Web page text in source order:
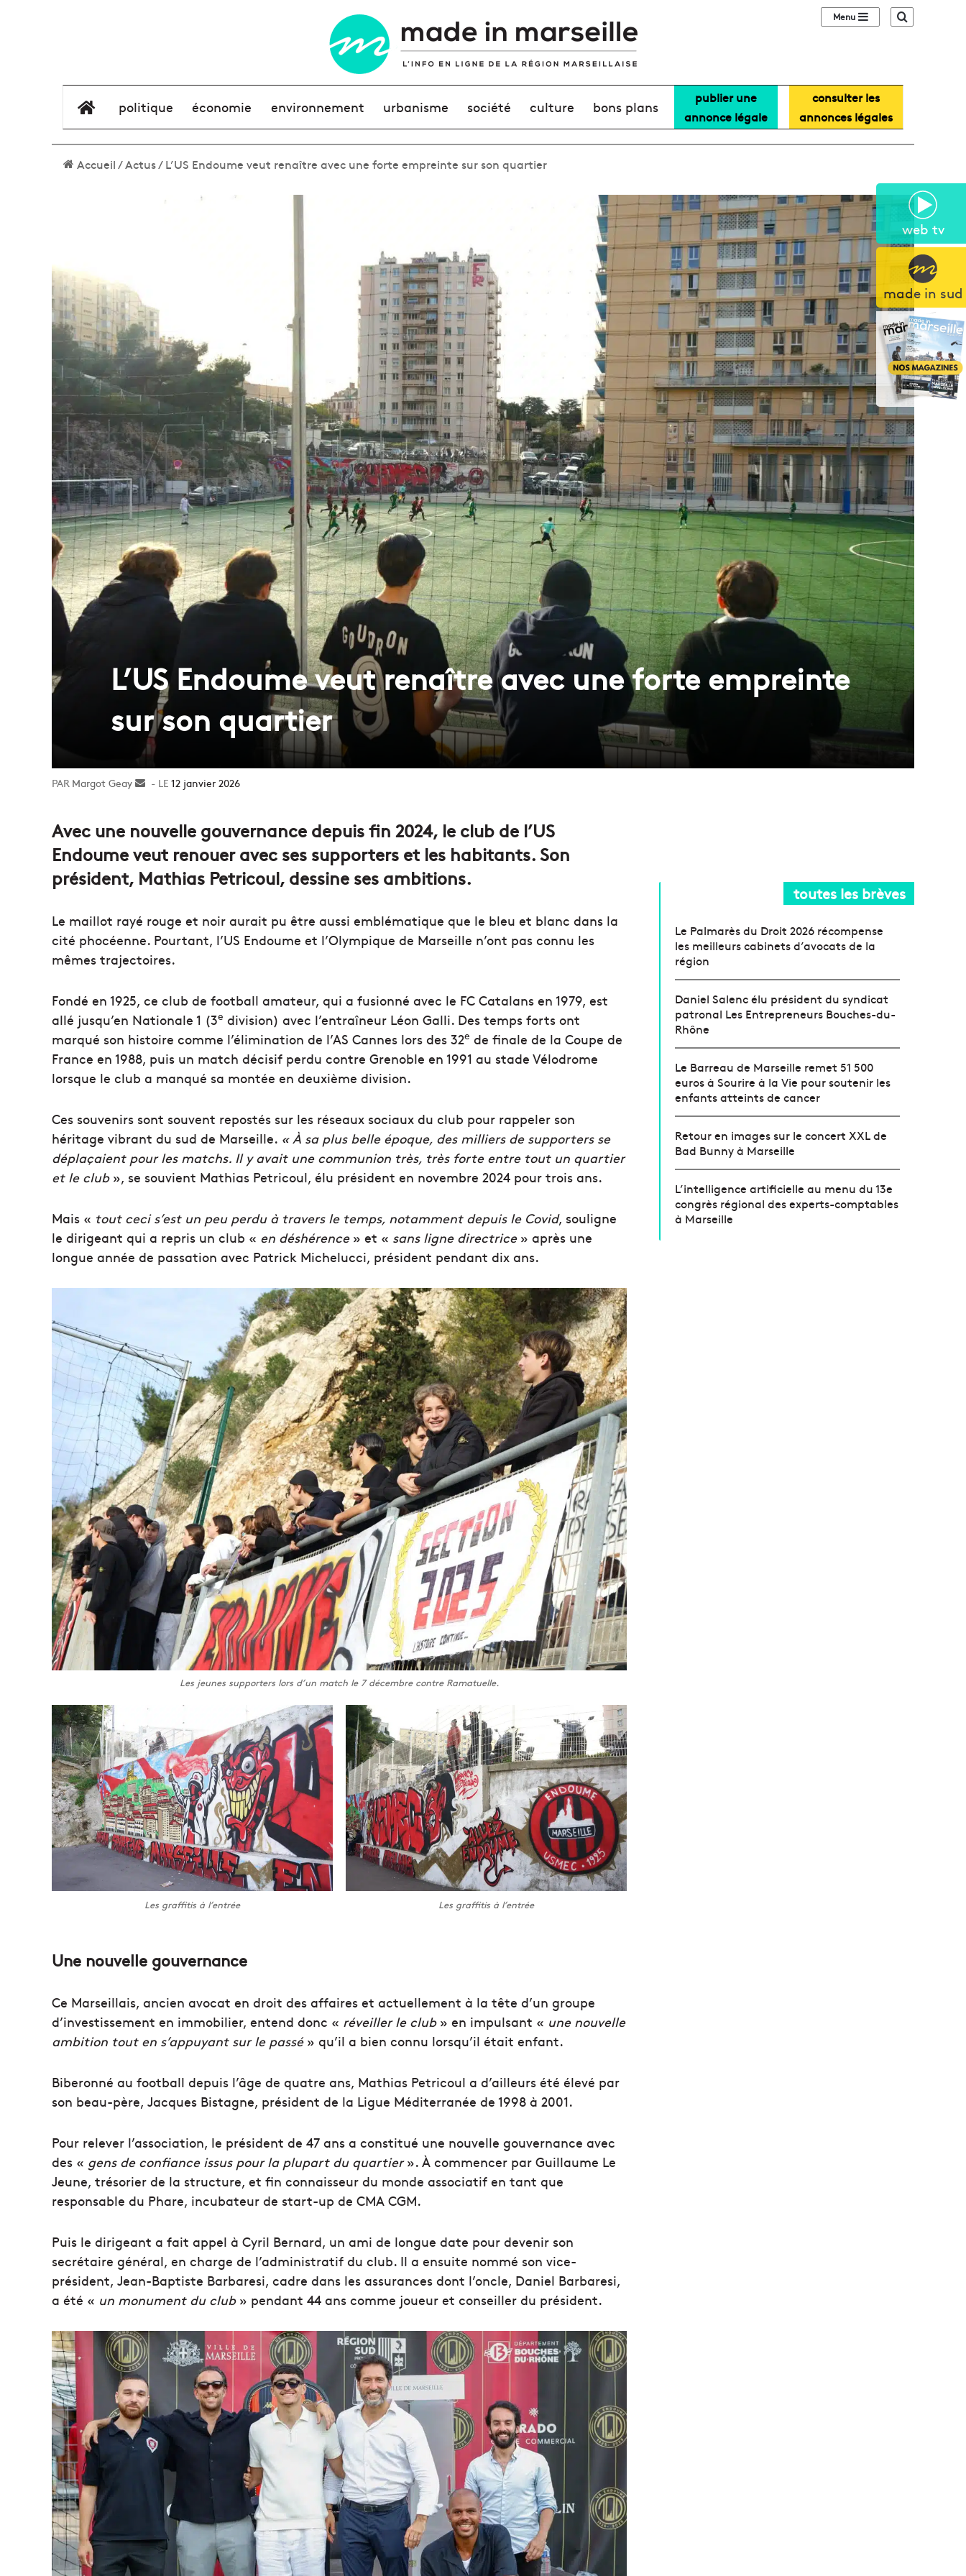
web tv
made in sud
Sidebar (barre
élément de menu
politique économie environnement urbanisme société culture bons plans
publier une
annonce légale
consulter les
annonces légales
Accueil/Actus/L’US Endoume veut renaître avec une forte empreinte sur son quartier
L’US Endoume veut renaître avec une forte empreinte
sur son quartier
Margot Geay
Envoyer12 janvier 2026
Avec une nouvelle gouvernance depuis fin 2024, le club de l’US
Endoume veut renouer avec ses supporters et les habitants. Son
président, Mathias Petricoul, dessine ses ambitions.
Le maillot rayé rouge et noir aurait pu être aussi emblématique que le bleu et blanc dans la
cité phocéenne. Pourtant, l’US Endoume et l’Olympique de Marseille n’ont pas connu les
mêmes trajectoires.
Fondé en 1925, ce club de football amateur, qui a fusionné avec le FC Catalans en 1979, est
allé jusqu’en Nationale 1 (3e division) avec l’entraîneur Léon Galli. Des temps forts ont
marqué son histoire comme l’élimination de l’AS Cannes lors des 32e de finale de la Coupe de
France en 1988, puis un match décisif perdu contre Grenoble en 1991 au stade Vélodrome
lorsque le club a manqué sa montée en deuxième division.
Ces souvenirs sont souvent repostés sur les réseaux sociaux du club pour rappeler son
héritage vibrant du sud de Marseille. « À sa plus belle époque, des milliers de supporters se
déplaçaient pour les matchs. Il y avait une communion très, très forte entre tout un quartier
et le club», se souvient Mathias Petricoul, élu président en novembre 2024 pour trois ans.
Mais « tout ceci s’est un peu perdu à travers le temps, notamment depuis le Covid, souligne
le dirigeant qui a repris un club « en déshérence» et « sans ligne directrice» après une
longue année de passation avec Patrick Michelucci, président pendant dix ans.
Les jeunes supporters lors d’un match le 7 décembre contre Ramatuelle.
Les graffitis à l’entrée Les graffitis à l’entrée
Une nouvelle gouvernance
Ce Marseillais, ancien avocat en droit des affaires et actuellement à la tête d’un groupe
d’investissement en immobilier, entend donc « réveiller le club» en impulsant « une nouvelle
ambition tout en s’appuyant sur le passé » qu’il a bien connu lorsqu’il était enfant.
Biberonné au football depuis l’âge de quatre ans, Mathias Petricoul a d’ailleurs été élevé par
son beau-père, Jacques Bistagne, président de la Ligue Méditerranée de 1998 à 2001.
Pour relever l’association, le président de 47 ans a constitué une nouvelle gouvernance avec
des « gens de confiance issus pour la plupart du quartier». À commencer par Guillaume Le
Jeune, trésorier de la structure, et fin connaisseur du monde associatif en tant que
responsable du Phare, incubateur de start-up de CMA CGM.
Puis le dirigeant a fait appel à Cyril Bernard, un ami de longue date pour devenir son
secrétaire général, en charge de l’administratif du club. Il a ensuite nommé son vice-
président, Jean-Baptiste Barbaresi, cadre dans les assurances dont l’oncle, Daniel Barbaresi,
a été « un monument du club» pendant 44 ans comme joueur et conseiller du président.
toutes les brèves
Le Palmarès du Droit 2026 récompense
les meilleurs cabinets d’avocats de la
région
Daniel Salenc élu président du syndicat
patronal Les Entrepreneurs Bouches-du-
Rhône
Le Barreau de Marseille remet 51 500
euros à Sourire à la Vie pour soutenir les
enfants atteints de cancer
Retour en images sur le concert XXL de
Bad Bunny à Marseille
L’intelligence artificielle au menu du 13e
congrès régional des experts-comptables
à Marseille